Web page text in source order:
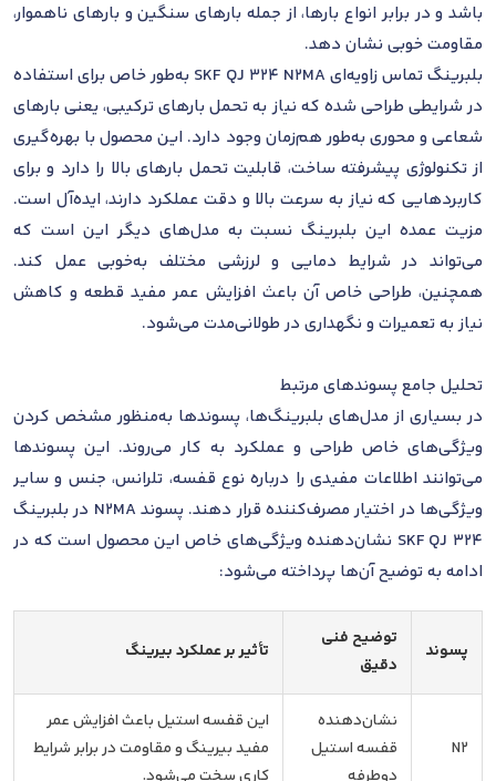
باشد و در برابر انواع بارها، از جمله بارهای سنگین و بارهای ناهموار،
مقاومت خوبی نشان دهد.
بلبرینگ تماس زاویه‌ای SKF QJ 324 N2MA به‌طور خاص برای استفاده
در شرایطی طراحی شده که نیاز به تحمل بارهای ترکیبی، یعنی بارهای
شعاعی و محوری به‌طور هم‌زمان وجود دارد. این محصول با بهره‌گیری
از تکنولوژی پیشرفته ساخت، قابلیت تحمل بارهای بالا را دارد و برای
کاربردهایی که نیاز به سرعت بالا و دقت عملکرد دارند، ایده‌آل است.
مزیت عمده این بلبرینگ نسبت به مدل‌های دیگر این است که
می‌تواند در شرایط دمایی و لرزشی مختلف به‌خوبی عمل کند.
همچنین، طراحی خاص آن باعث افزایش عمر مفید قطعه و کاهش
نیاز به تعمیرات و نگهداری در طولانی‌مدت می‌شود.
تحلیل جامع پسوندهای مرتبط
در بسیاری از مدل‌های بلبرینگ‌ها، پسوندها به‌منظور مشخص کردن
ویژگی‌های خاص طراحی و عملکرد به کار می‌روند. این پسوندها
می‌توانند اطلاعات مفیدی را درباره نوع قفسه، تلرانس، جنس و سایر
ویژگی‌ها در اختیار مصرف‌کننده قرار دهند. پسوند N2MA در بلبرینگ
SKF QJ 324 نشان‌دهنده ویژگی‌های خاص این محصول است که در
ادامه به توضیح آن‌ها پرداخته می‌شود:
پسوند
توضیح فنی
دقیق
تأثیر بر عملکرد بیرینگ
N2
نشان‌دهنده
قفسه استیل
این قفسه استیل باعث افزایش عمر
مفید بیرینگ و مقاومت در برابر شرایط